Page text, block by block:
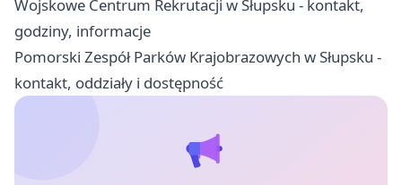
Wojskowe Centrum Rekrutacji w Słupsku - kontakt,
godziny, informacje
Pomorski Zespół Parków Krajobrazowych w Słupsku -
kontakt, oddziały i dostępność